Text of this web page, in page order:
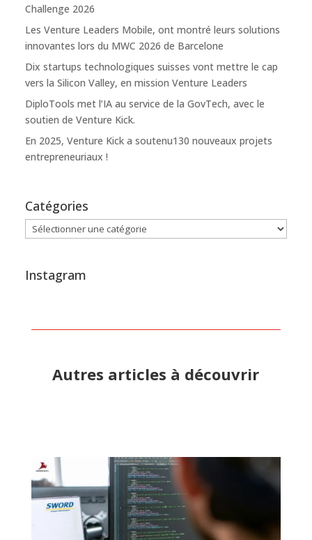
Challenge 2026
Les Venture Leaders Mobile, ont montré leurs solutions
innovantes lors du MWC 2026 de Barcelone
Dix startups technologiques suisses vont mettre le cap
vers la Silicon Valley, en mission Venture Leaders
DiploTools met l’IA au service de la GovTech, avec le
soutien de Venture Kick.
En 2025, Venture Kick a soutenu130 nouveaux projets
entrepreneuriaux !
Catégories
Catégories
Instagram
Autres articles à découvrir